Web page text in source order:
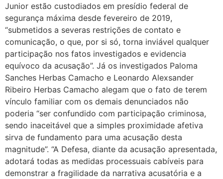
Junior estão custodiados em presídio federal de
segurança máxima desde fevereiro de 2019,
“submetidos a severas restrições de contato e
comunicação, o que, por si só, torna inviável qualquer
participação nos fatos investigados e evidencia
equívoco da acusação”. Já os investigados Paloma
Sanches Herbas Camacho e Leonardo Alexsander
Ribeiro Herbas Camacho alegam que o fato de terem
vínculo familiar com os demais denunciados não
poderia “ser confundido com participação criminosa,
sendo inaceitável que a simples proximidade afetiva
sirva de fundamento para uma acusação desta
magnitude”. “A Defesa, diante da acusação apresentada,
adotará todas as medidas processuais cabíveis para
demonstrar a fragilidade da narrativa acusatória e a